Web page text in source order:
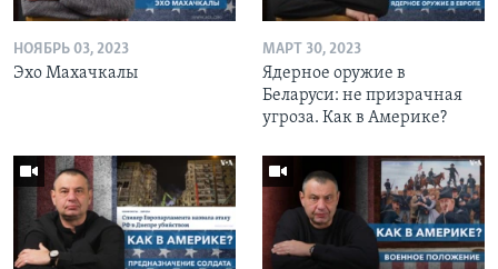
НОЯБРЬ 03, 2023
Эхо Махачкалы
МАРТ 30, 2023
Ядерное оружие в
Беларуси: не призрачная
угроза. Как в Америке?